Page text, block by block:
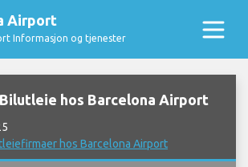
Airport
Informasjon og tjenester
hos Barcelona Airport
hos Barcelona Airport